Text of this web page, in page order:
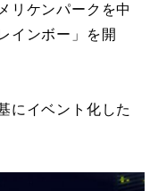
リケンパークを中
インボー」を開
にイベント化した